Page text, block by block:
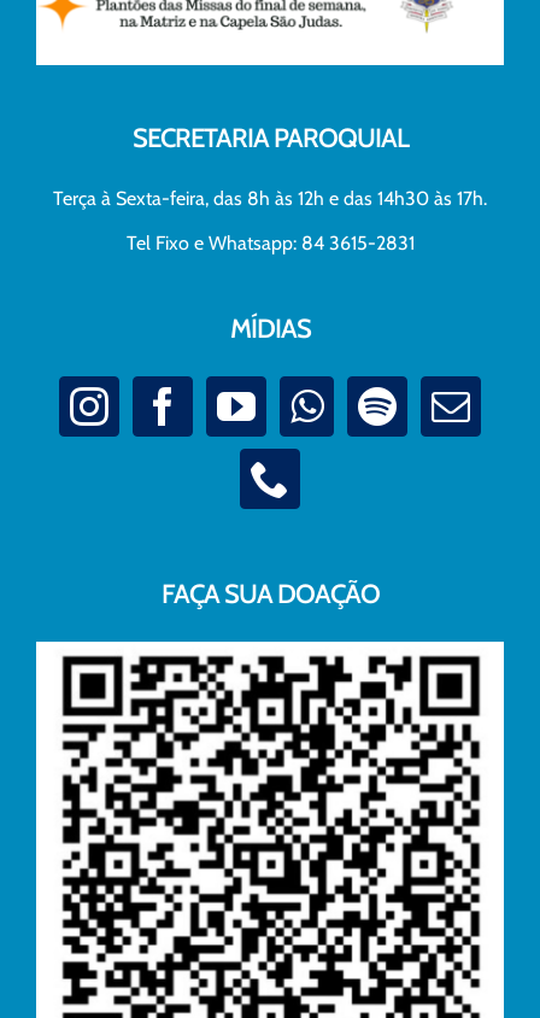
SECRETARIA PAROQUIAL
Terça à Sexta-feira, das 8h às 12h e das 14h30 às 17h.
Tel Fixo e Whatsapp: 84 3615-2831
MÍDIAS
FAÇA SUA DOAÇÃO